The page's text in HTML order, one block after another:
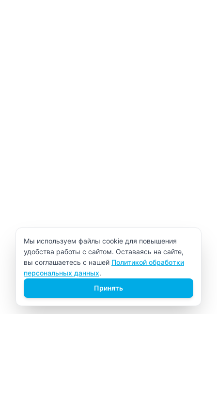
Уведомление об использовании cookie
Мы используем файлы cookie для повышения
удобства работы с сайтом. Оставаясь на сайте,
вы соглашаетесь с нашей Политикой обработки
персональных данных.
Принять